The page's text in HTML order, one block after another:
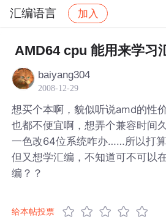
汇编语言 加入
社区 汇编语言 帖子详情
AMD64 cpu 能用来学习
baiyang304
2008-12-29
想买个本啊，貌似听说amd的性
也都不便宜啊，想弄个兼容时间
一色改64位系统咋办……所以打
但又想学汇编，不知道可不可以
编？？
给本帖投票